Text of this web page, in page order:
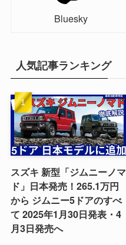
Bluesky
人気記事ランキング
スズキ 新型「ジムニーノマ
ド」日本発売！265.1万円
から ジムニー5ドアのすべ
て 2025年1月30日発表・4
月3日発売へ